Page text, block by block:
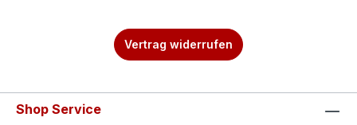
Vertrag widerrufen
Shop Service